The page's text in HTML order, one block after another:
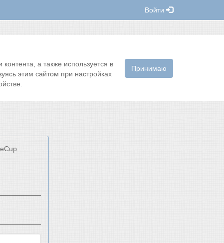
Войти
Принимаю
а также используется в
этим сайтом при настройках